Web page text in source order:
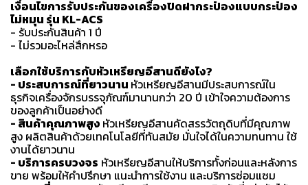
เงื่อนไขการรับประกันของเครื่องปิดฝากระป๋องแบบกระป๋อง
ไม่หมุน รุ่น KL-ACS
- รับประกันสินค้า 1 ปี
- ไม่รวมอะไหล่สึกหรอ
เลือกใช้บริการกับหัวเหรียญอีสานดียังไง?
- ประสบการณ์ที่ยาวนาน หัวเหรียญอีสานมีประสบการณ์ใน
ธุรกิจเครื่องจักรบรรจุภัณฑ์มานานกว่า 20 ปี เข้าใจความต้องการ
ของลูกค้าเป็นอย่างดี
- สินค้าคุณภาพสูง หัวเหรียญอีสานคัดสรรวัตถุดิบที่มีคุณภาพ
สูง ผลิตสินค้าด้วยเทคโนโลยีที่ทันสมัย มั่นใจได้ในความทนทาน ใช้
งานได้ยาวนาน
- บริการครบวงจร หัวเหรียญอีสานให้บริการทั้งก่อนและหลังการ
ขาย พร้อมให้คำปรึกษา แนะนำการใช้งาน และบริการซ่อมแซม